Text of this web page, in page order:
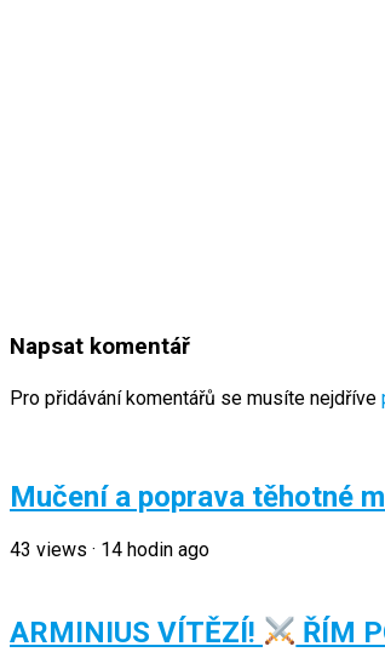
Napsat komentář
Pro přidávání komentářů se musíte nejdříve
Mučení a poprava těhotné
43 views · 14 hodin ago
ARMINIUS VÍTĚZÍ! ŘÍM